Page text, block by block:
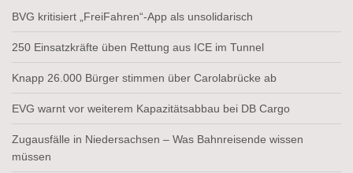
BVG kritisiert „FreiFahren“-App als unsolidarisch
250 Einsatzkräfte üben Rettung aus ICE im Tunnel
Knapp 26.000 Bürger stimmen über Carolabrücke ab
EVG warnt vor weiterem Kapazitätsabbau bei DB Cargo
Zugausfälle in Niedersachsen – Was Bahnreisende wissen
müssen